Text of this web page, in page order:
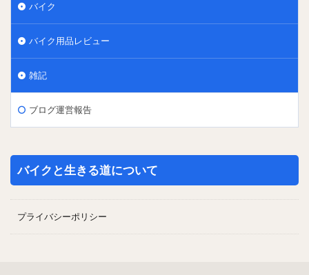
バイク
バイク用品レビュー
雑記
ブログ運営報告
バイクと生きる道について
プライバシーポリシー